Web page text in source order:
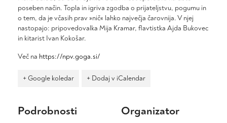
poseben način. Topla in igriva zgodba o prijateljstvu, pogumu in
o tem, da je včasih prav »nič« lahko največja čarovnija. V njej
nastopajo: pripovedovalka Mija Kramar, flavtistka Ajda Bukovec
in kitarist Ivan Kokošar.
Več na https://npv.goga.si/
+ Google koledar + Dodaj v iCalendar
Podrobnosti Organizator